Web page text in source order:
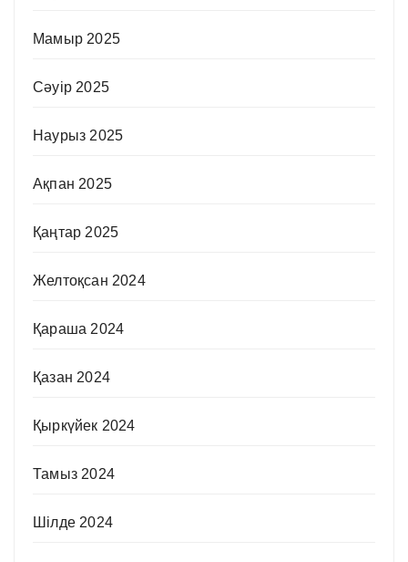
Мамыр 2025
Сәуір 2025
Наурыз 2025
Ақпан 2025
Қаңтар 2025
Желтоқсан 2024
Қараша 2024
Қазан 2024
Қыркүйек 2024
Тамыз 2024
Шілде 2024